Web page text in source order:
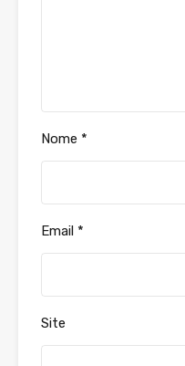
Nome *
Email *
Site